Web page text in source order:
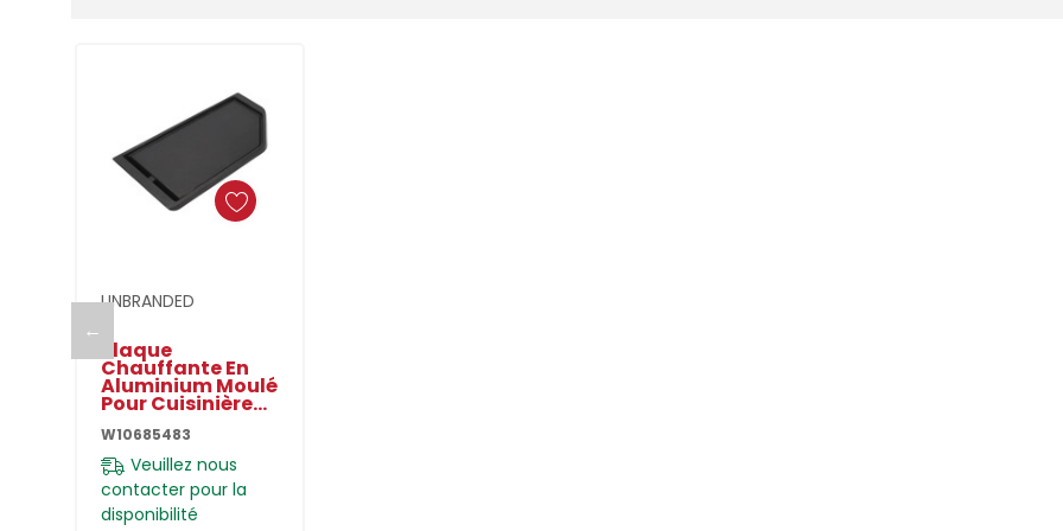
←
UNBRANDED
Plaque
Chauffante En
Aluminium Moulé
Pour Cuisinière
W10685483
W10685483
Veuillez nous
contacter pour la
disponibilité